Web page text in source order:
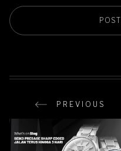
PREVIOUS